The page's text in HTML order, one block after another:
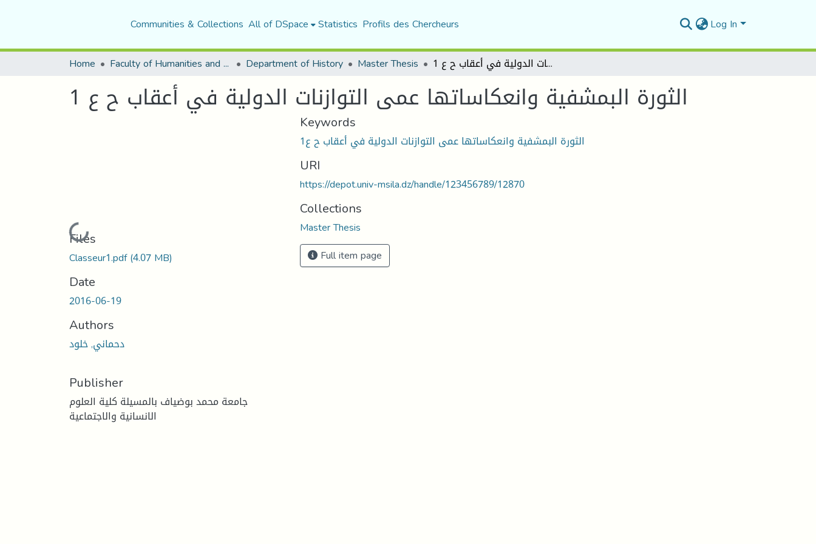
Communities & Collections All of DSpace Statistics Profils des Chercheurs Log In
Home Faculty of Humanities and Social Sciences Department of History Master Thesis الثورة البمشفية وانعكاساتها عمى التوازنات الدولية في أعقاب ح ع 1
الثورة البمشفية وانعكاساتها عمى التوازنات الدولية في أعقاب ح ع 1
Loading...
Files
Classeur1.pdf(4.07 MB)
Date
2016-06-19
Authors
دحماني, خلود
Publisher
جامعة محمد بوضياف بالمسيلة كلية العلوم
الانسانية والاجتماعية
Keywords
الثورة البمشفية وانعكاساتها عمى التوازنات الدولية في أعقاب ح ع1
URI
https://depot.univ-msila.dz/handle/123456789/12870
Collections
Master Thesis
Full item page